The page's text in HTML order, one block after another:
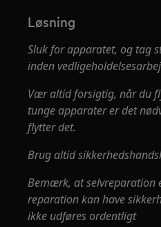
Løsning
Sluk for apparatet, og tag
inden
Vær altid forsigtig, når du
tunge apparater er det
flytter det.
Brug altid
Bemærk, at selvreparation
reparation kan have
ikke udføres ordentligt